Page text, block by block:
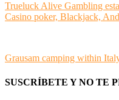
Trueluck Alive Gambling
Casino poker, Blackjack,
Grausam camping within
SUSCRÍBETE Y NO TE